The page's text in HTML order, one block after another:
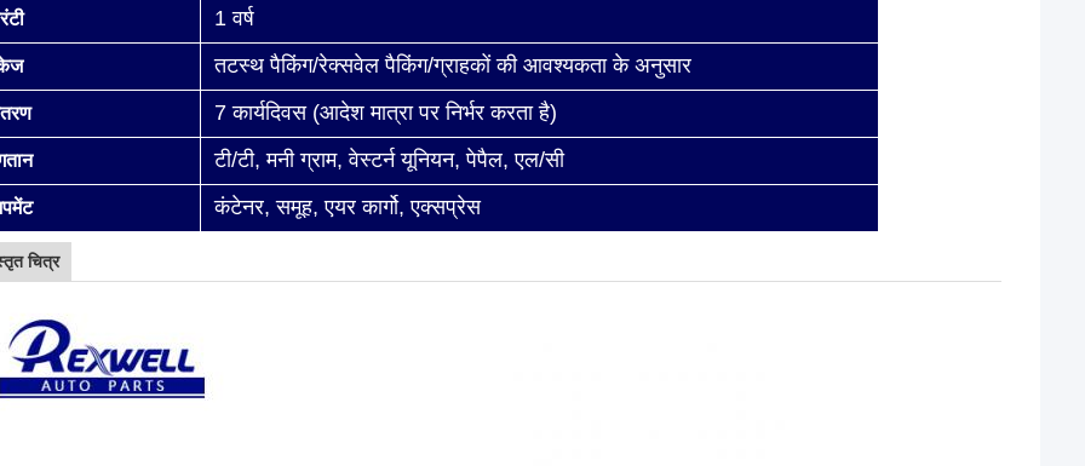
1 वर्ष
तटस्थ पैकिंग/रेक्सवेल पैकिंग/ग्राहकों की आवश्यकता के अनुसार
7 कार्यदिवस (आदेश मात्रा पर निर्भर करता है)
टी/टी, मनी ग्राम, वेस्टर्न यूनियन, पेपैल, एल/सी
कंटेनर, समूह, एयर कार्गो, एक्सप्रेस
चित्र